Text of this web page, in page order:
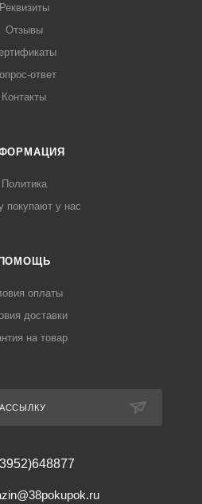
Реквизиты
Отзывы
ответ
Контакты
Политика
покупают у нас
ПОМОЩЬ
оплаты
доставки
на товар